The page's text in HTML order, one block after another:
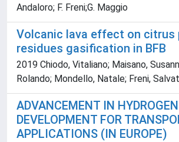
Andaloro; F. Freni;G. Maggio
Volcanic lava effect on citrus
residues gasification in BFB
2019 Chiodo, Vitaliano; Maisano,
Rolando; Mondello, Natale; Freni,
ADVANCEMENT IN
DEVELOPMENT FOR
APPLICATIONS (IN EUROPE)